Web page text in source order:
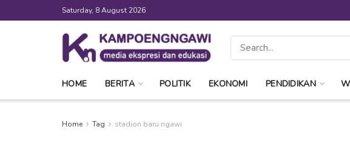
Saturday, 8 August 2026
HOME BERITA POLITIK EKONOMI PENDIDIKAN
Home Tag stadion baru ngawi